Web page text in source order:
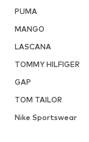
PUMA
MANGO
LASCANA
TOMMY HILFIGER
GAP
TOM TAILOR
Nike Sportswear